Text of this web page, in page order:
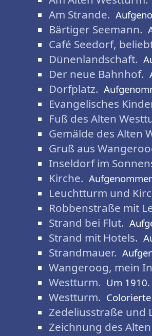
Am Strande.
Bärtiger Seemann.
Café Seedorf,
Dünenlandschaft.
Der neue Bahnhof.
Dorfplatz.
Evangelisches
Fuß des Alten
Gemälde des Alten
Gruß aus
Inseldorf im
Kirche.
Leuchtturm und
Robbenstraße mit
Strand bei Flut.
Strand mit Hotels.
Strandmauer.
Wangeroog, mein
Westturm. Um 1910.
Westturm.
Zedeliusstraße und
Zeichnung des